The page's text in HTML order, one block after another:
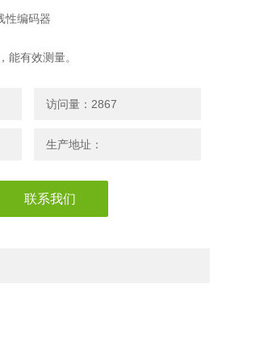
性编码器
能有效测量。
访问量：2867
生产地址：
联系我们